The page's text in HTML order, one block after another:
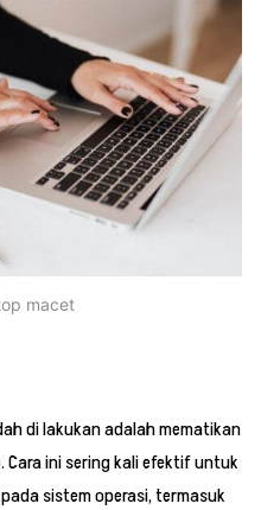
macet
di lakukan adalah mematikan
ini sering kali efektif untuk
sistem operasi, termasuk